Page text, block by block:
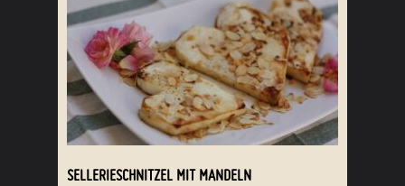
SELLERIESCHNITZEL MIT MANDELN